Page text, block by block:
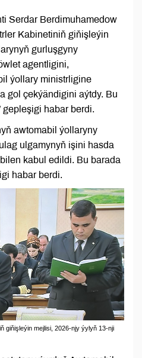
Serdar Berdimuhamedow
Kabinetiniň giňişleýin
gurluşgyny
agentligini,
ýollary ministrligine
gol çekýändigini aýtdy. Bu
gepleşigi habar berdi.
awtomabil ýollaryny
ulgamynyň işini hasda
kabul edildi. Bu barada
habar berdi.
giňişleýin mejlisi, 2026-njy ýylyň 13-nji